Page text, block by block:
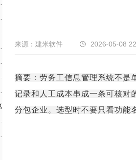
来源：建米软件 2026-05-08
摘要：劳务工信息管理系统不是
记录和人工成本串成一条可核对
分包企业。选型时不要只看功能